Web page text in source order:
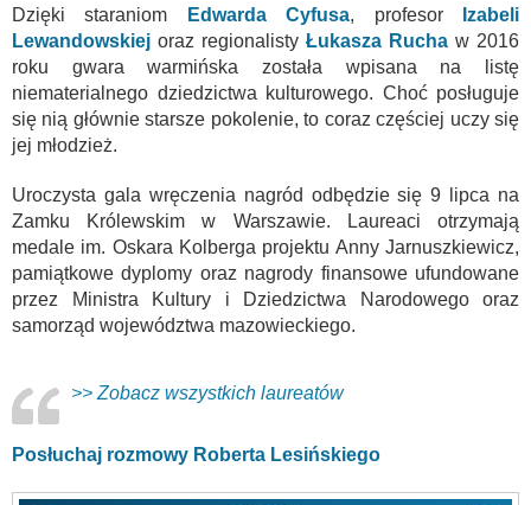
Dzięki staraniom Edwarda Cyfusa, profesor
Izabeli
Lewandowskiej oraz regionalisty Łukasza Rucha w 2016
roku gwara warmińska została wpisana na listę
niematerialnego dziedzictwa kulturowego. Choć posługuje
się nią głównie starsze pokolenie, to coraz częściej uczy się
jej młodzież.
Uroczysta gala wręczenia nagród odbędzie się 9 lipca na
Zamku Królewskim w Warszawie. Laureaci otrzymają
medale im. Oskara Kolberga projektu Anny Jarnuszkiewicz,
pamiątkowe dyplomy oraz nagrody finansowe ufundowane
przez Ministra Kultury i Dziedzictwa Narodowego oraz
samorząd województwa mazowieckiego.
>> Zobacz wszystkich laureatów
Posłuchaj rozmowy Roberta Lesińskiego